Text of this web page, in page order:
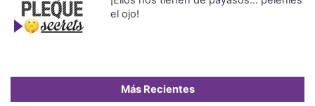
el ojo!
Más Recientes